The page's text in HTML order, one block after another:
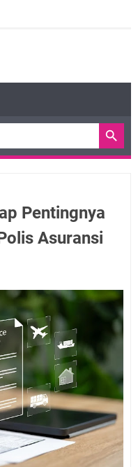
Pentingnya
Asuransi